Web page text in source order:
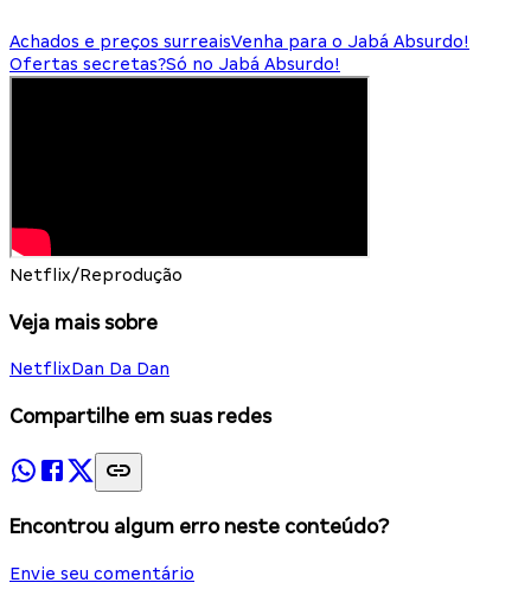
Achados e preços surreaisVenha para o Jabá Absurdo!
Ofertas secretas?Só no Jabá Absurdo!
Netflix/Reprodução
Veja mais sobre
NetflixDan Da Dan
Compartilhe em suas redes
Encontrou algum erro neste conteúdo?
Envie seu comentário